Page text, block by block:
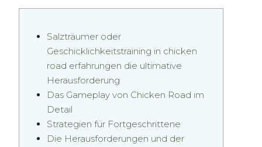
Salzträumer oder
Geschicklichkeitstraining in chicken
road erfahrungen die ultimative
Herausforderung
Das Gameplay von Chicken Road im
Detail
Strategien für Fortgeschrittene
Die Herausforderungen und der